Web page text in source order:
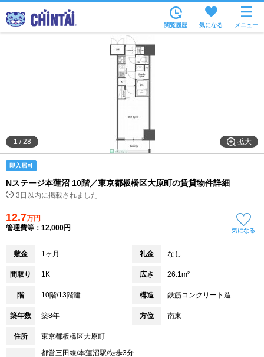
沿線・駅から
住所から
家賃相場から
不動産会社から
閲覧履歴 気になる メニュー
拡大
1 /28
即入居可
Nステージ本蓮沼 10階／東京都板橋区大原町の賃貸物件詳細
3日以内に掲載されました
12.7万円
管理費等：12,000円
気になる
敷金 1ヶ月 礼金 なし
間取り 1K 広さ 26.1m²
階 10階/13階建 構造 鉄筋コンクリート造
築年数 築8年 方位 南東
住所 東京都板橋区大原町
都営三田線/本蓮沼駅/徒歩3分